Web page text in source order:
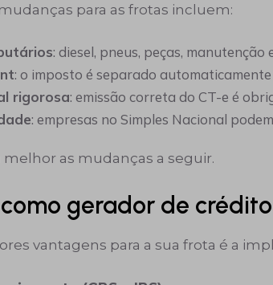
para as frotas incluem:
: diesel, pneus, peças,
: o imposto é separado
rigorosa: emissão correta do CT-e é
: empresas no Simples Nacional
as mudanças a seguir.
gerador de crédito
vantagens para a sua frota é a